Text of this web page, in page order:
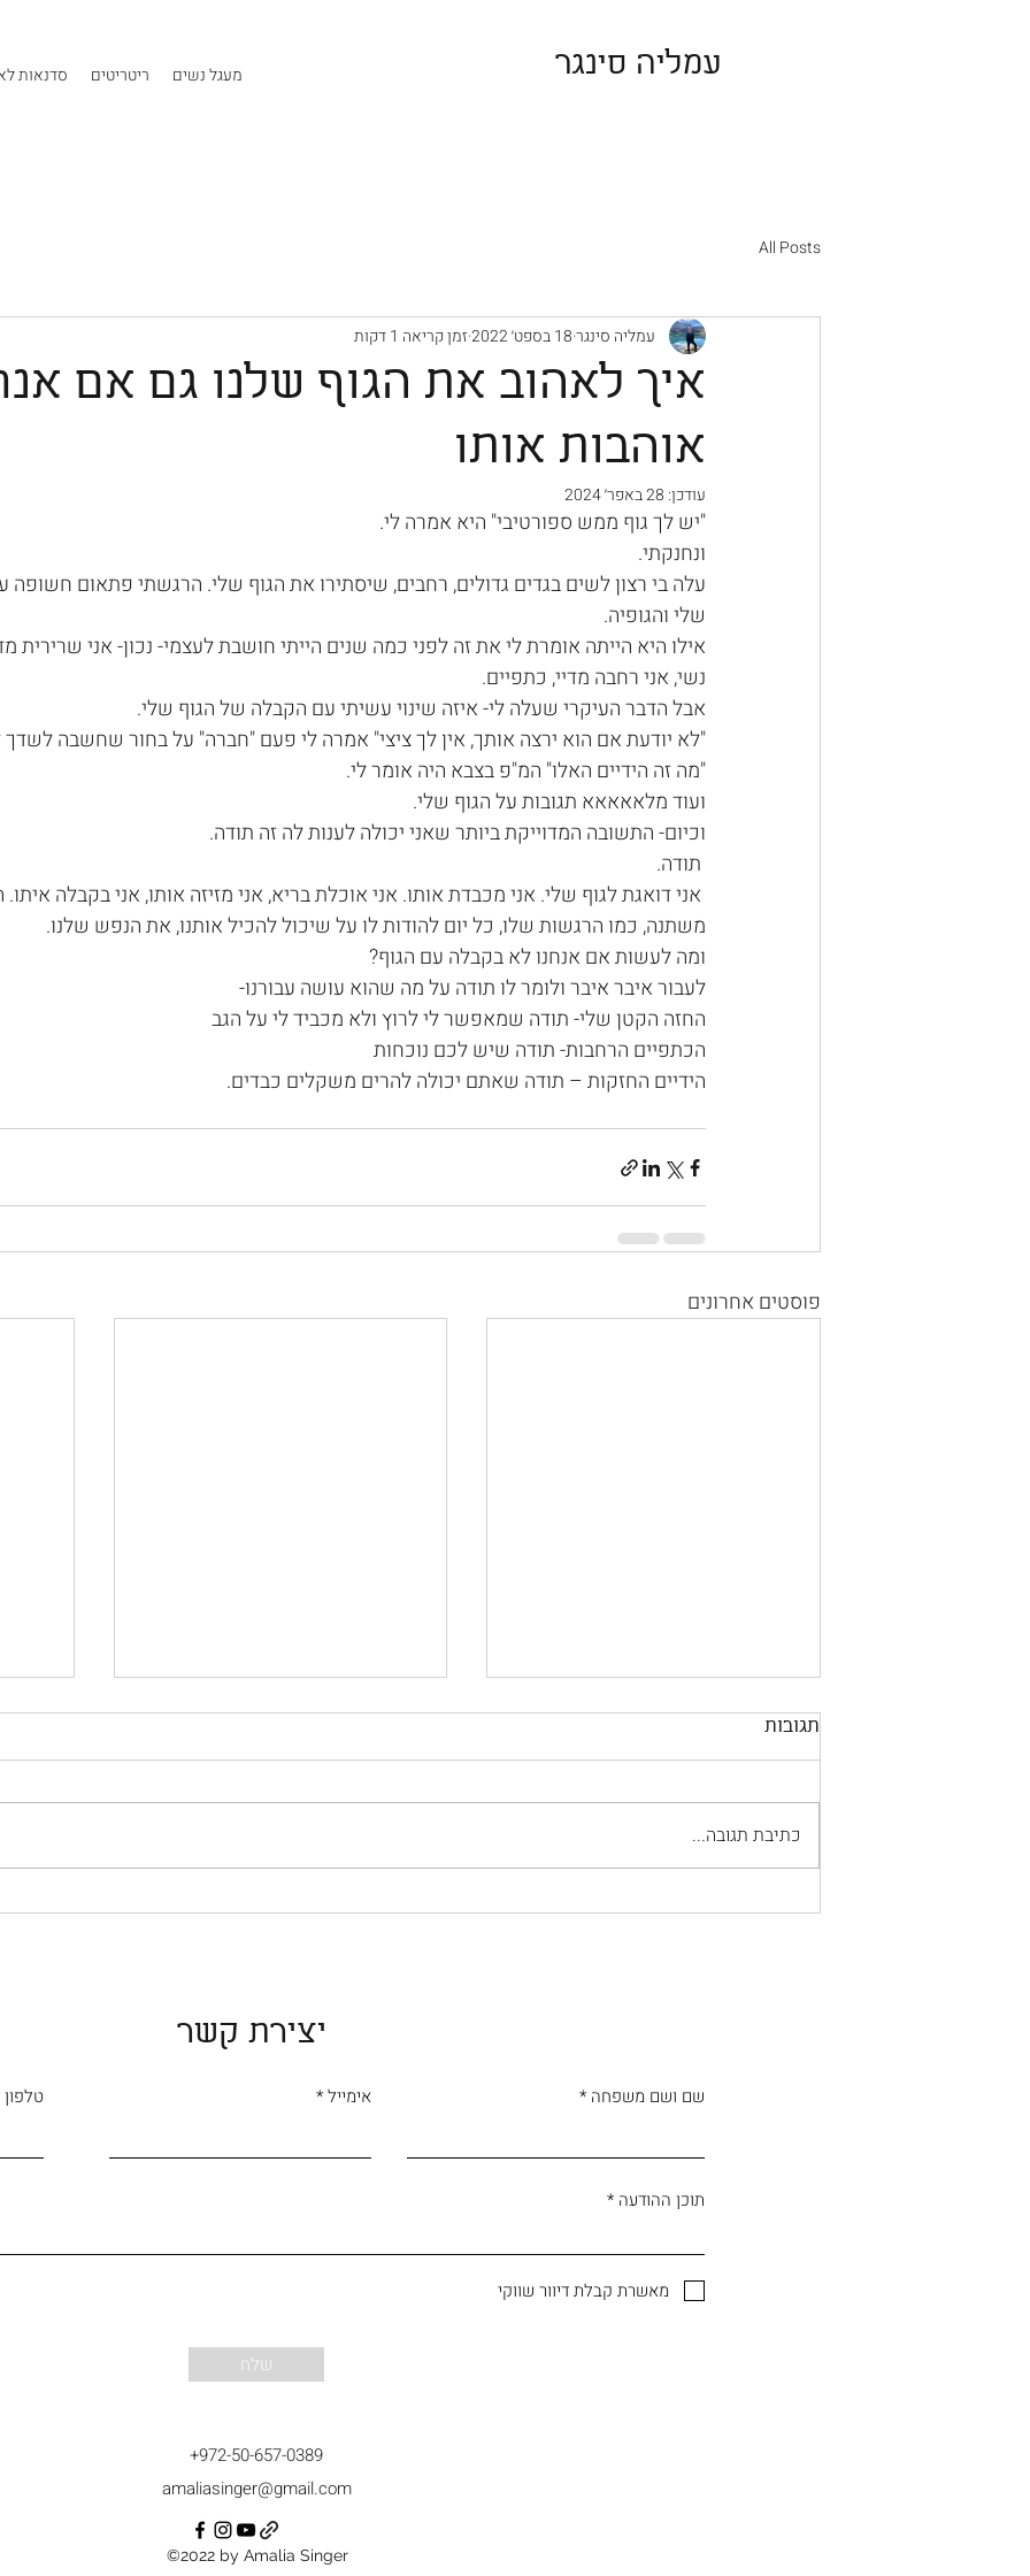
סדנאות ריטריטים מעגל נשים עמליה סינגר
All Posts
איך לאהוב את הגוף שלנו גם אם
אוהבות אותו
עמליה סינגר18 בספט׳ 2022 זמן קריאה 1 דקות
עודכן: 28 באפר׳ 2024
"יש לך גוף ממש ספורטיבי" היא אמרה לי.
ונחנקתי.
עלה בי רצון לשים בגדים גדולים, רחבים, שיסתירו את הגוף שלי. הרגשתי פתאום חשופה
שלי והגופיה.
אילו היא הייתה אומרת לי את זה לפני כמה שנים הייתי חושבת לעצמי- נכון- אני שרירית
נשי, אני רחבה מדיי, כתפיים.
אבל הדבר העיקרי שעלה לי- איזה שינוי עשיתי עם הקבלה של הגוף שלי.
"לא יודעת אם הוא ירצה אותך, אין לך ציצי" אמרה לי פעם "חברה" על בחור שחשבה לשדך
"מה זה הידיים האלו" המ"פ בצבא היה אומר לי.
ועוד מלאאאאא תגובות על הגוף שלי.
וכיום- התשובה המדוייקת ביותר שאני יכולה לענות לה זה תודה.
אני דואגת לגוף שלי. אני מכבדת אותו. אני אוכלת בריא, אני מזיזה אותו, אני בקבלה איתו.
משתנה, כמו הרגשות שלו, כל יום להודות לו על שיכול להכיל אותנו, את הנפש שלנו.
ומה לעשות אם אנחנו לא בקבלה עם הגוף?
לעבור איבר איבר ולומר לו תודה על מה שהוא עושה עבורנו-
החזה הקטן שלי- תודה שמאפשר לי לרוץ ולא מכביד לי על הגב
הכתפיים הרחבות- תודה שיש לכם נוכחות
הידיים החזקות – תודה שאתם יכולה להרים משקלים כבדים.
פוסטים אחרונים
זה
תגובות
כתיבת תגובה...
יצירת קשר
טלפון אימייל שם ושם משפחה
תוכן ההודעה
מאשרת קבלת דיוור שווקי
שלח
+972-50-657-0389
amaliasinger@gmail.com
©2022 by Amalia Singer